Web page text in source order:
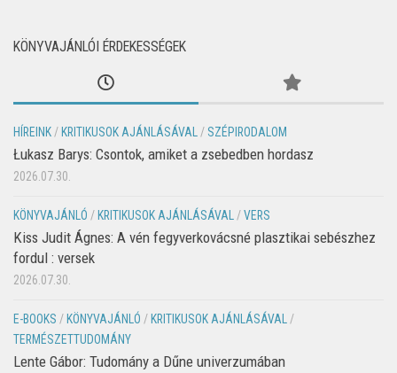
KÖNYVAJÁNLÓI ÉRDEKESSÉGEK
HÍREINK/ KRITIKUSOK AJÁNLÁSÁVAL/ SZÉPIRODALOM
Łukasz Barys: Csontok, amiket a zsebedben hordasz
2026.07.30.
KÖNYVAJÁNLÓ / KRITIKUSOK AJÁNLÁSÁVAL/VERS
Kiss Judit Ágnes: A vén fegyverkovácsné plasztikai sebészhez
fordul : versek
2026.07.30.
E-BOOKS / KÖNYVAJÁNLÓ / KRITIKUSOK AJÁNLÁSÁVAL/
TERMÉSZETTUDOMÁNY
Lente Gábor: Tudomány a Dűne univerzumában